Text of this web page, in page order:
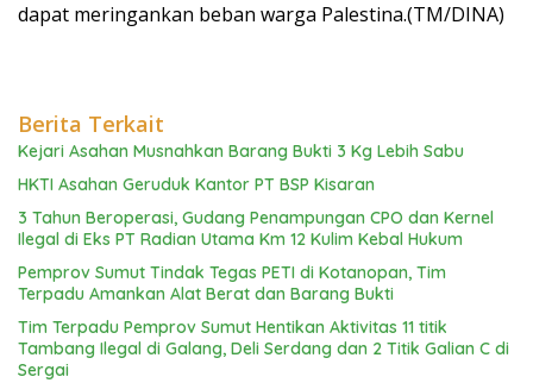
dapat meringankan beban warga Palestina.(TM/DINA)
Berita Terkait
Kejari Asahan Musnahkan Barang Bukti 3 Kg Lebih Sabu
HKTI Asahan Geruduk Kantor PT BSP Kisaran
3 Tahun Beroperasi, Gudang Penampungan CPO dan Kernel
Ilegal di Eks PT Radian Utama Km 12 Kulim Kebal Hukum
Pemprov Sumut Tindak Tegas PETI di Kotanopan, Tim
Terpadu Amankan Alat Berat dan Barang Bukti
Tim Terpadu Pemprov Sumut Hentikan Aktivitas 11 titik
Tambang Ilegal di Galang, Deli Serdang dan 2 Titik Galian C di
Sergai